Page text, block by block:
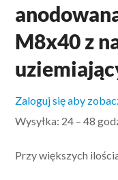
M8x40 z
Zaloguj się aby
Wysyłka: 24 – 48
Przy większych